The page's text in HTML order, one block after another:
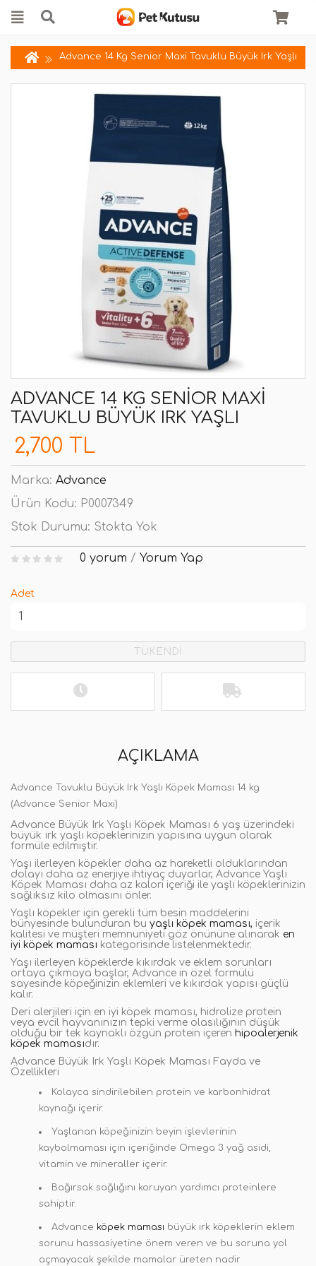
Advance 14 Kg Senior Maxi Tavuklu Büyük Irk Yaşlı
ADVANCE 14 KG SENIOR MAXI
TAVUKLU BÜYÜK IRK YAŞLI
2,700 TL
Marka: Advance
Ürün Kodu: P0007349
Stok Durumu: Stokta Yok
0 yorum / Yorum Yap
Adet
TÜKENDİ
AÇIKLAMA
Advance Tavuklu Büyük Irk Yaşlı Köpek Maması 14 kg
(Advance Senior Maxi)
Advance Büyük Irk Yaşlı Köpek Maması 6 yaş üzerindeki
büyük ırk yaşlı köpeklerinizin yapısına uygun olarak
formüle edilmiştir.
Yaşı ilerleyen köpekler daha az hareketli olduklarından
dolayı daha az enerjiye ihtiyaç duyarlar, Advance Yaşlı
Köpek Maması daha az kalori içeriği ile yaşlı köpeklerinizin
sağlıksız kilo olmasını önler.
Yaşlı köpekler için gerekli tüm besin maddelerini
bünyesinde bulunduran bu yaşlı köpek maması, içerik
kalitesi ve müşteri memnuniyeti göz önününe alınarak en
iyi köpek maması kategorisinde listelenmektedir.
Yaşı ilerleyen köpeklerde kıkırdak ve eklem sorunları
ortaya çıkmaya başlar, Advance in özel formülü
sayesinde köpeğinizin eklemleri ve kıkırdak yapısı güçlü
kalır.
Deri alerjileri için en iyi köpek maması, hidrolize protein
veya evcil hayvanınızın tepki verme olasılığının düşük
olduğu bir tek kaynaklı özgün protein içeren hipoalerjenik
köpek mamasıdır.
Advance Büyük Irk Yaşlı Köpek Maması Fayda ve
Özellikleri
Kolayca sindirilebilen protein ve karbonhidrat
kaynağı içerir.
Yaşlanan köpeğinizin beyin işlevlerinin
kaybolmaması için içeriğinde Omega 3 yağ asidi,
vitamin ve mineraller içerir.
Bağırsak sağlığını koruyan yardımcı proteinlere
sahiptir.
Advance köpek maması büyük ırk köpeklerin eklem
sorunu hassasiyetine önem veren ve bu soruna yol
açmayacak şekilde mamalar üreten nadir